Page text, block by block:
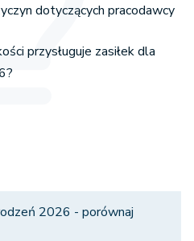
dotyczących pracodawcy
przysługuje zasiłek dla
2026 - porównaj